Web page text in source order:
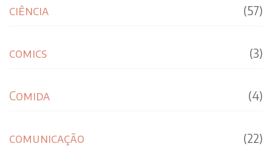
ciência (57)
comics (3)
Comida (4)
comunicação (22)